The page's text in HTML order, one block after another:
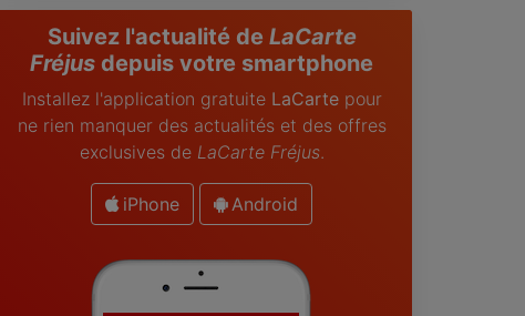
Suivez l'actualité de LaCarte
Fréjus depuis votre smartphone
Installez l'application gratuite LaCartepour
ne rien manquer des actualités et des offres
exclusives de LaCarte Fréjus.
iPhone Android